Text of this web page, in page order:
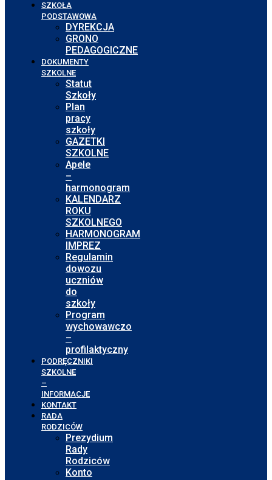
SZKOŁA
PODSTAWOWA
DYREKCJA
GRONO
PEDAGOGICZNE
DOKUMENTY
SZKOLNE
Statut
Szkoły
Plan
pracy
szkoły
GAZETKI
SZKOLNE
Apele
–
harmonogram
KALENDARZ
ROKU
SZKOLNEGO
HARMONOGRAM
IMPREZ
Regulamin
dowozu
uczniów
do
szkoły
Program
wychowawczo
–
profilaktyczny
PODRĘCZNIKI
SZKOLNE
–
INFORMACJE
KONTAKT
RADA
RODZICÓW
Prezydium
Rady
Rodziców
Konto